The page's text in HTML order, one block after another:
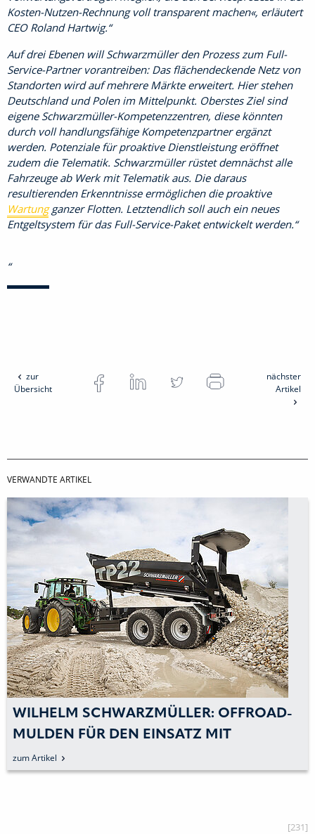
Kosten-Nutzen-Rechnung voll transparent machen«, erläutert
CEO Roland Hartwig.
Auf drei Ebenen will Schwarzmüller den Prozess zum Full-
Service-Partner vorantreiben: Das flächendeckende Netz von
Standorten wird auf mehrere Märkte erweitert. Hier stehen
Deutschland und Polen im Mittelpunkt. Oberstes Ziel sind
eigene Schwarzmüller-Kompetenzzentren, diese könnten
durch voll handlungsfähige Kompetenzpartner ergänzt
werden. Potenziale für proaktive Dienstleistung eröffnet
zudem die Telematik. Schwarzmüller rüstet demnächst alle
Fahrzeuge ab Werk mit Telematik aus. Die daraus
resultierenden Erkenntnisse ermöglichen die proaktive
Wartungganzer Flotten. Letztendlich soll auch ein neues
Entgeltsystem für das Full-Service-Paket entwickelt werden.
zur
Übersicht
nächster
Artikel
VERWANDTE ARTIKEL
WILHELM SCHWARZMÜLLER: OFFROAD-
MULDEN FÜR DEN EINSATZ MIT
GROSSTRAKTOR WERDEN AUSGELIEFERT
zum Artikel
[231]